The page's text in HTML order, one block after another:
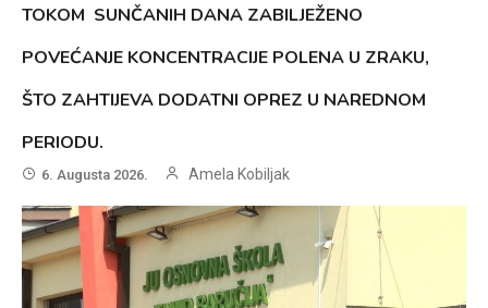
TOKOM SUNČANIH DANA ZABILJEŽENO
POVEĆANJE KONCENTRACIJE POLENA U ZRAKU,
ŠTO ZAHTIJEVA DODATNI OPREZ U NAREDNOM
PERIODU.
6. Augusta 2026. Amela Kobiljak